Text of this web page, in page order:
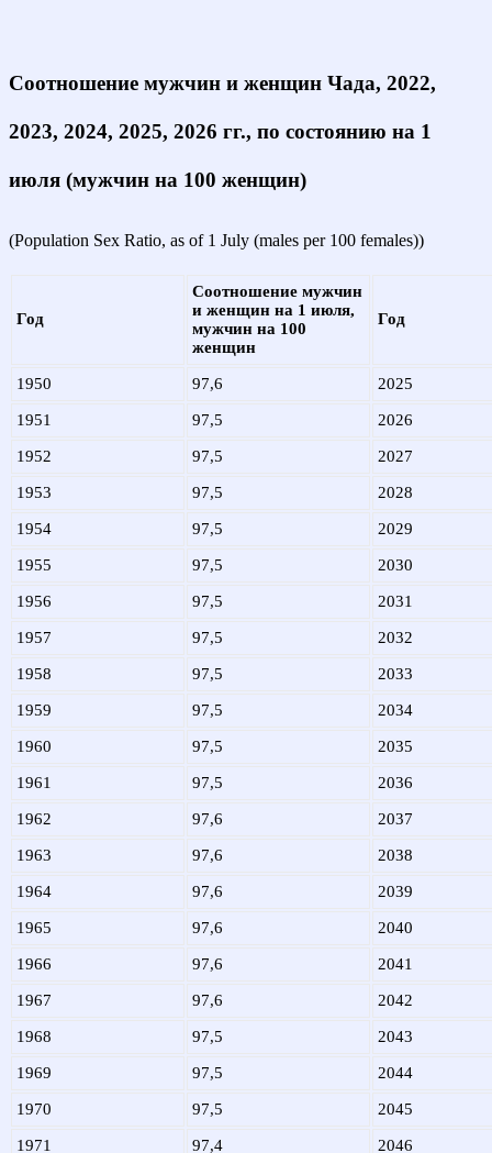
Соотношение мужчин и женщин Чада, 2022,
2023, 2024, 2025, 2026 гг., по состоянию на 1
июля (мужчин на 100 женщин)
(Population Sex Ratio, as of 1 July (males per 100 females))
Год
Соотношение мужчин
и женщин на 1 июля,
мужчин на 100
женщин
Год
1950 97,6 2025
1951 97,5 2026
1952 97,5 2027
1953 97,5 2028
1954 97,5 2029
1955 97,5 2030
1956 97,5 2031
1957 97,5 2032
1958 97,5 2033
1959 97,5 2034
1960 97,5 2035
1961 97,5 2036
1962 97,6 2037
1963 97,6 2038
1964 97,6 2039
1965 97,6 2040
1966 97,6 2041
1967 97,6 2042
1968 97,5 2043
1969 97,5 2044
1970 97,5 2045
1971 97,4 2046